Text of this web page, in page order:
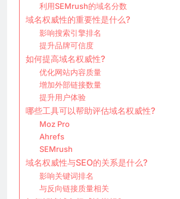
利用SEMrush的域名分数
域名权威性的重要性是什么?
影响搜索引擎排名
提升品牌可信度
如何提高域名权威性?
优化网站内容质量
增加外部链接数量
提升用户体验
哪些工具可以帮助评估域名权威性?
Moz Pro
Ahrefs
SEMrush
域名权威性与SEO的关系是什么?
影响关键词排名
与反向链接质量相关